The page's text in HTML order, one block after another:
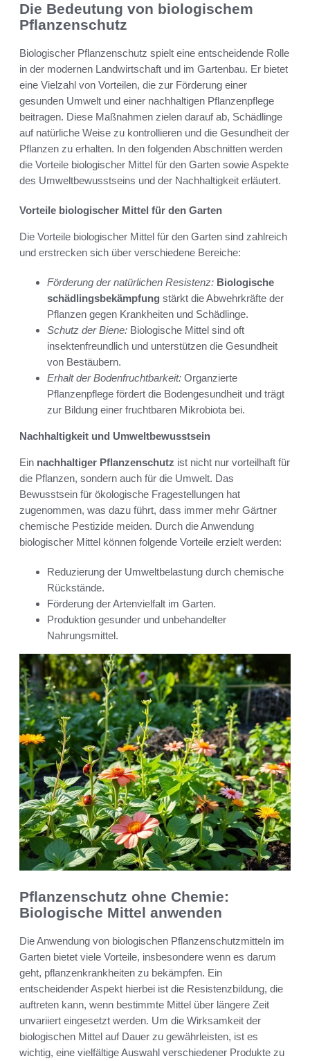
Die Bedeutung von biologischem
Pflanzenschutz
Biologischer Pflanzenschutz spielt eine entscheidende Rolle
in der modernen Landwirtschaft und im Gartenbau. Er bietet
eine Vielzahl von Vorteilen, die zur Förderung einer
gesunden Umwelt und einer nachhaltigen Pflanzenpflege
beitragen. Diese Maßnahmen zielen darauf ab, Schädlinge
auf natürliche Weise zu kontrollieren und die Gesundheit der
Pflanzen zu erhalten. In den folgenden Abschnitten werden
die Vorteile biologischer Mittel für den Garten sowie Aspekte
des Umweltbewusstseins und der Nachhaltigkeit erläutert.
Vorteile biologischer Mittel für den Garten
Die Vorteile biologischer Mittel für den Garten sind zahlreich
und erstrecken sich über verschiedene Bereiche:
Förderung der natürlichen Resistenz: Biologische
schädlingsbekämpfung stärkt die Abwehrkräfte der
Pflanzen gegen Krankheiten und Schädlinge.
Schutz der Biene: Biologische Mittel sind oft
insektenfreundlich und unterstützen die Gesundheit
von Bestäubern.
Erhalt der Bodenfruchtbarkeit: Organzierte
Pflanzenpflege fördert die Bodengesundheit und trägt
zur Bildung einer fruchtbaren Mikrobiota bei.
Nachhaltigkeit und Umweltbewusstsein
Ein nachhaltiger Pflanzenschutz ist nicht nur vorteilhaft für
die Pflanzen, sondern auch für die Umwelt. Das
Bewusstsein für ökologische Fragestellungen hat
zugenommen, was dazu führt, dass immer mehr Gärtner
chemische Pestizide meiden. Durch die Anwendung
biologischer Mittel können folgende Vorteile erzielt werden:
Reduzierung der Umweltbelastung durch chemische
Rückstände.
Förderung der Artenvielfalt im Garten.
Produktion gesunder und unbehandelter
Nahrungsmittel.
Pflanzenschutz ohne Chemie:
Biologische Mittel anwenden
Die Anwendung von biologischen Pflanzenschutzmitteln im
Garten bietet viele Vorteile, insbesondere wenn es darum
geht, pflanzenkrankheiten zu bekämpfen. Ein
entscheidender Aspekt hierbei ist die Resistenzbildung, die
auftreten kann, wenn bestimmte Mittel über längere Zeit
unvariiert eingesetzt werden. Um die Wirksamkeit der
biologischen Mittel auf Dauer zu gewährleisten, ist es
wichtig, eine vielfältige Auswahl verschiedener Produkte zu